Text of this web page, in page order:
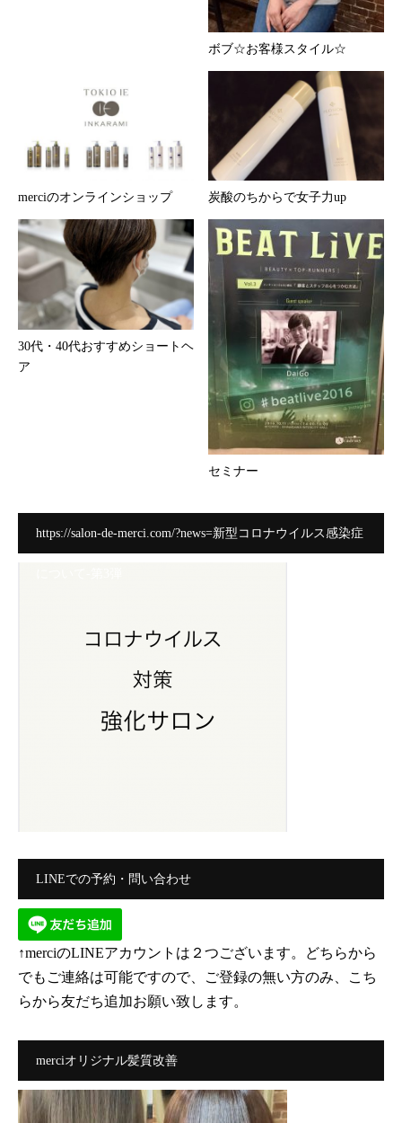
ボブ☆お客様スタイル☆
merciのオンラインショップ 炭酸のちからで女子力up
30代・40代おすすめショートヘ
ア
セミナー
https://salon-de-merci.com/?news=新型コロナウイルス感染症
LINEでの予約・問い合わせ
↑merciのLINEアカウントは２つございます。どちらから
でもご連絡は可能ですので、ご登録の無い方のみ、こち
らから友だち追加お願い致します。
merciオリジナル髪質改善